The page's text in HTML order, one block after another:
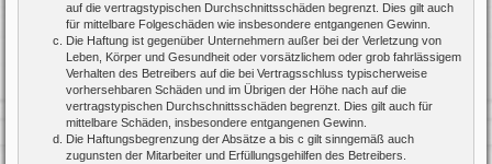
auf die vertragstypischen Durchschnittsschäden begrenzt. Dies gilt auch
für mittelbare Folgeschäden wie insbesondere entgangenen Gewinn.
Die Haftung ist gegenüber Unternehmern außer bei der Verletzung von
Leben, Körper und Gesundheit oder vorsätzlichem oder grob fahrlässigem
Verhalten des Betreibers auf die bei Vertragsschluss typischerweise
vorhersehbaren Schäden und im Übrigen der Höhe nach auf die
vertragstypischen Durchschnittsschäden begrenzt. Dies gilt auch für
mittelbare Schäden, insbesondere entgangenen Gewinn.
Die Haftungsbegrenzung der Absätze a bis c gilt sinngemäß auch
zugunsten der Mitarbeiter und Erfüllungsgehilfen des Betreibers.